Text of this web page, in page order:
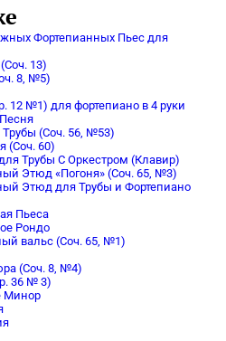
Фортепианных Пьес для
13)
8, №5)
12 №1) для фортепиано в 4 руки
(Соч. 56, №53)
(Соч. 60)
Трубы С Оркестром (Клавир)
Этюд «Погоня» (Соч. 65, №3)
Этюд для Трубы и Фортепиано
Пьеса
Рондо
вальс (Соч. 65, №1)
(Соч. 8, №4)
36 № 3)
Минор